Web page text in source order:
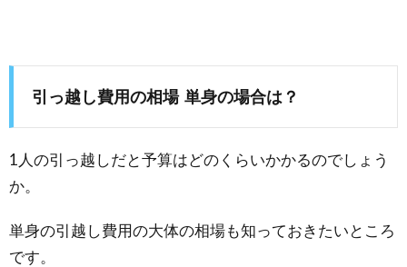
引っ越し費用の相場 単身の場合は？
1人の引っ越しだと予算はどのくらいかかるのでしょう
か。
単身の引越し費用の大体の相場も知っておきたいところ
です。